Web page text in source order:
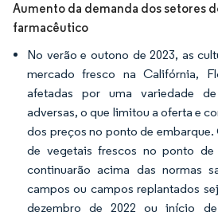
Aumento da demanda dos setores
farmacêutico
No verão e outono de 2023, as
mercado fresco na Califórnia,
afetadas por uma variedade
adversas, o que limitou a oferta e
dos preços no ponto de
de vegetais frescos no ponto de
continuarão acima das normas
campos ou campos replantados
dezembro de 2022 ou início